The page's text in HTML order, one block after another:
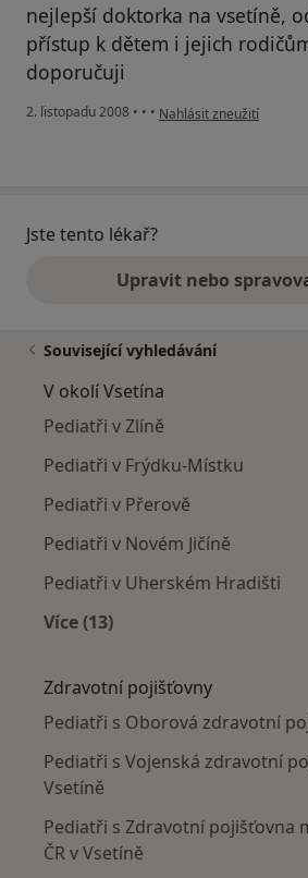
nejlepší doktorka na vsetíně,
přístup k dětem i jejich
doporučuji
2. listopadu 2008 • • • podle názoru uživatele
Nahlásit zneužití
Jste tento lékař?
Upravit nebo
Související vyhledávání
V okolí Vsetína
Pediatři v Zlíně
Pediatři v Frýdku-Místku
Pediatři v Přerově
Pediatři v Novém Jičíně
Pediatři v Uherském Hradišti
Více (13)
Zdravotní pojišťovny
Pediatři s Oborová zdravotní
Pediatři s Vojenská zdravotní
Vsetíně
Pediatři s Zdravotní pojišťovna
ČR v Vsetíně